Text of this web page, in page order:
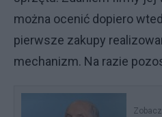
można ocenić dopiero
pierwsze zakupy
mechanizm. Na razie